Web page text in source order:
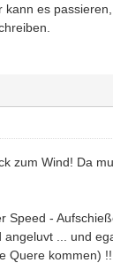
kann es
zum Wind! Da
-
... und
Quere kommen)